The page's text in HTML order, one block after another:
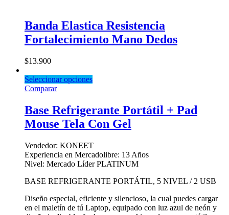
Banda Elastica Resistencia
Fortalecimiento Mano Dedos
$13.900
Seleccionar opciones
Comparar
Base Refrigerante Portátil + Pad
Mouse Tela Con Gel
Vendedor: KONEET
Experiencia en Mercadolibre: 13 Años
Nivel: Mercado Líder PLATINUM
BASE REFRIGERANTE PORTÁTIL, 5 NIVEL / 2 USB
Diseño especial, eficiente y silencioso, la cual puedes cargar
en el maletín de tú Laptop, equipado con luz azul de neón y